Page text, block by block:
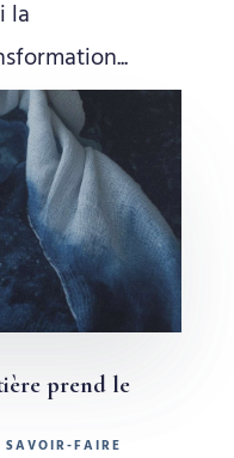
la
prend le
FAIRE